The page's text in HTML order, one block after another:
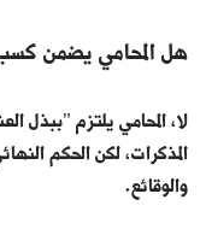
هل المحامي يضمن
لا، المحامي يلتزم "ببذل
المذكرات، لكن الحكم
والوقائع.